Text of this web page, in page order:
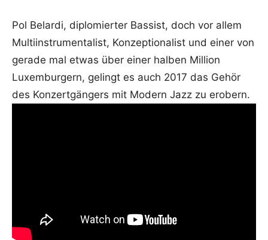
Pol Belardi, diplomierter Bassist, doch vor allem
Multiinstrumentalist, Konzeptionalist und einer von
gerade mal etwas über einer halben Million
Luxemburgern, gelingt es auch 2017 das Gehör
des Konzertgängers mit Modern Jazz zu erobern.